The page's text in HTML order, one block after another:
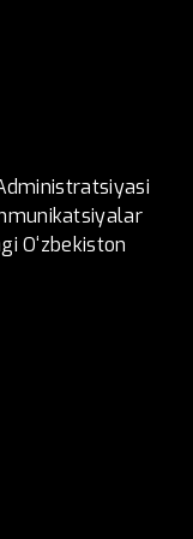
O‘zbekiston